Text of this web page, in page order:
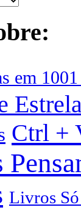
em
Ctrl +
Livros Só